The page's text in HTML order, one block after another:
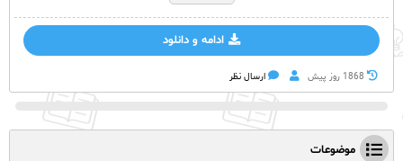
ادامه و دانلود
1868 روز پيش ارسال نظر
موضوعات